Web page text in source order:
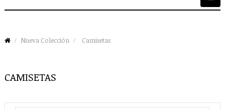
de
Nueva Colección Camisetas
CAMISETAS